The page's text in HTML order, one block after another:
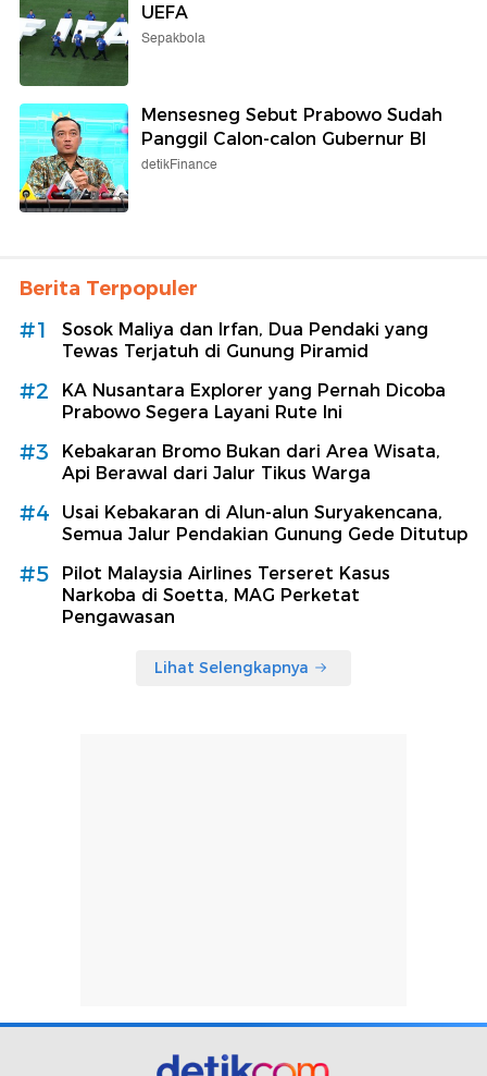
UEFA
Sepakbola
Mensesneg Sebut Prabowo Sudah
Panggil Calon-calon Gubernur BI
detikFinance
Berita Terpopuler
#1
Sosok Maliya dan Irfan, Dua Pendaki yang
Tewas Terjatuh di Gunung Piramid
#2
KA Nusantara Explorer yang Pernah Dicoba
Prabowo Segera Layani Rute Ini
#3
Kebakaran Bromo Bukan dari Area Wisata,
Api Berawal dari Jalur Tikus Warga
#4
Usai Kebakaran di Alun-alun Suryakencana,
Semua Jalur Pendakian Gunung Gede Ditutup
#5
Pilot Malaysia Airlines Terseret Kasus
Narkoba di Soetta, MAG Perketat
Pengawasan
Lihat Selengkapnya